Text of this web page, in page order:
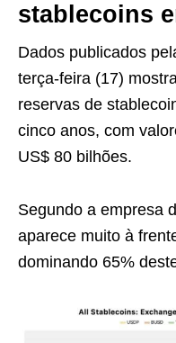
stablecoins
Dados publicados
terça-feira (17)
reservas de
cinco anos, com
US$ 80 bilhões.
Segundo a empresa
aparece muito à
dominando 65%